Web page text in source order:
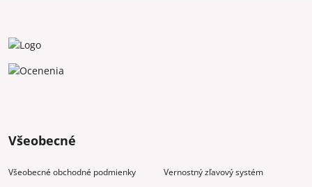
Všeobecné
Všeobecné obchodné podmienky
Vernostný zľavový systém